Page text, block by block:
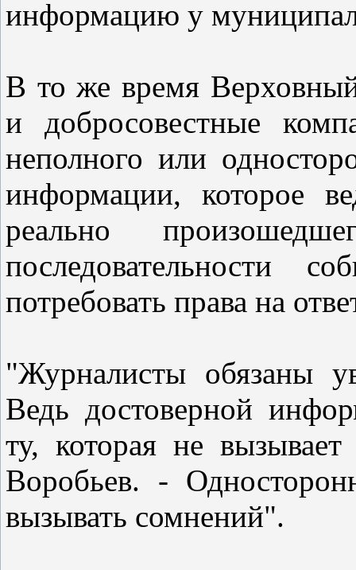
информацию у
В то же время
и добросовестные
неполного или
информации, которое
реально
последовательности
потребовать права на
"Журналисты обязаны
Ведь достоверной
ту, которая не
Воробьев. -
вызывать сомнений".